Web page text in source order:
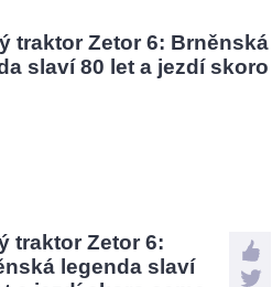
traktor Zetor 6:
legenda slaví